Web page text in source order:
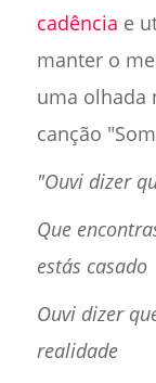
cadência e
manter o
uma olhada
canção
"Ouvi dizer
Que
estás casado
Ouvi dizer
realidade